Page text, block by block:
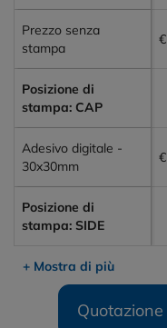
Prezzo senza
stampa
Posizione di
stampa: CAP
Adesivo digitale -
30x30mm
Posizione di
stampa: SIDE
+ Mostra di più